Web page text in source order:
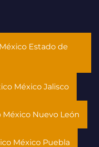
Estado de
México Jalisco
Nuevo León
México Puebla